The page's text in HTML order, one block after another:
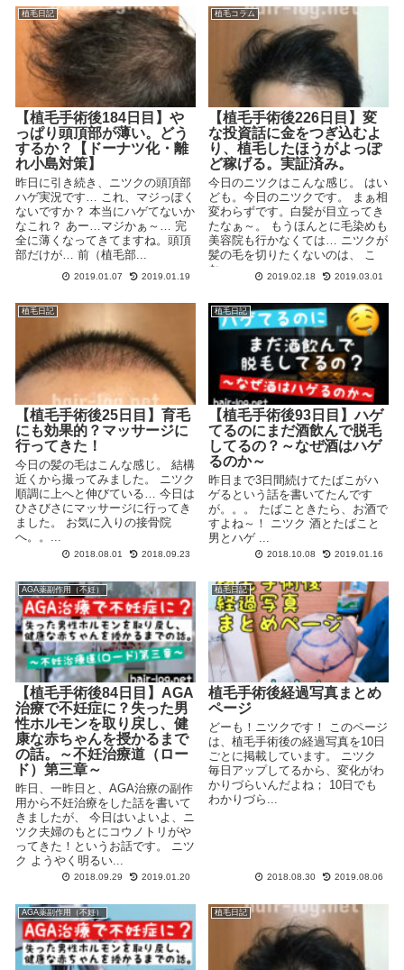
植毛日記
【植毛手術後184日目】や
っぱり頭頂部が薄い。どう
するか？【ドーナツ化・離
れ小島対策】
昨日に引き続き、ニツクの頭頂部
ハゲ実況です… これ、マジっぽく
ないですか？ 本当にハゲてないか
なこれ？ あー…マジかぁ～… 完
全に薄くなってきてますね。頭頂
部だけが… 前（植毛部...
2019.01.07 2019.01.19
植毛コラム
【植毛手術後226日目】変
な投資話に金をつぎ込むよ
り、植毛したほうがよっぽ
ど稼げる。実証済み。
今日のニツクはこんな感じ。 はい
ども。今日のニツクです。 まぁ相
変わらずです。白髪が目立ってき
たなぁ～。 もうほんとに毛染めも
美容院も行かなくては… ニツクが
髪の毛を切りたくないのは、 こ
な...
2019.02.18 2019.03.01
植毛日記
【植毛手術後25日目】育毛
にも効果的？マッサージに
行ってきた！
今日の髪の毛はこんな感じ。 結構
近くから撮ってみました。 ニツク
順調に上へと伸びている… 今日は
ひさびさにマッサージに行ってき
ました。 お気に入りの接骨院
へ。。...
2018.08.01 2018.09.23
植毛日記
【植毛手術後93日目】ハゲ
てるのにまだ酒飲んで脱毛
してるの？～なぜ酒はハゲ
るのか～
昨日まで3日間続けてたばこがハ
ゲるという話を書いてたんです
が。。。 たばこときたら、お酒で
すよね～！ ニツク 酒とたばこと
男とハゲ ...
2018.10.08 2019.01.16
AGA薬副作用（不妊）
【植毛手術後84日目】AGA
治療で不妊症に？失った男
性ホルモンを取り戻し、健
康な赤ちゃんを授かるまで
の話。～不妊治療道（ロー
ド）第三章～
昨日、一昨日と、AGA治療の副作
用から不妊治療をした話を書いて
きましたが、 今日はいよいよ、ニ
ツク夫婦のもとにコウノトリがや
ってきた！というお話です。 ニツ
ク ようやく明るい...
2018.09.29 2019.01.20
植毛日記
植毛手術後経過写真まとめ
ページ
どーも！ニツクです！ このページ
は、植毛手術後の経過写真を10日
ごとに掲載しています。 ニツク
毎日アップしてるから、変化がわ
かりづらいんだよね； 10日でも
わかりづら...
2018.08.30 2019.08.06
AGA薬副作用（不妊） 植毛日記